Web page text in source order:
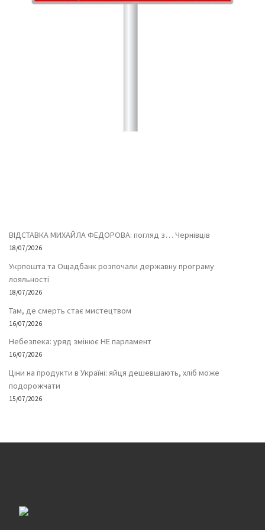
ВІДСТАВКА МИХАЙЛА ФЕДОРОВА: погляд з… Чернівців
18/07/2026
Укрпошта та Ощадбанк розпочали державну програму
лояльності
18/07/2026
Там, де смерть стає мистецтвом
16/07/2026
Небезпека: уряд змінює НЕ парламент
16/07/2026
Ціни на продукти в Україні: яйця дешевшають, хліб може
подорожчати
15/07/2026